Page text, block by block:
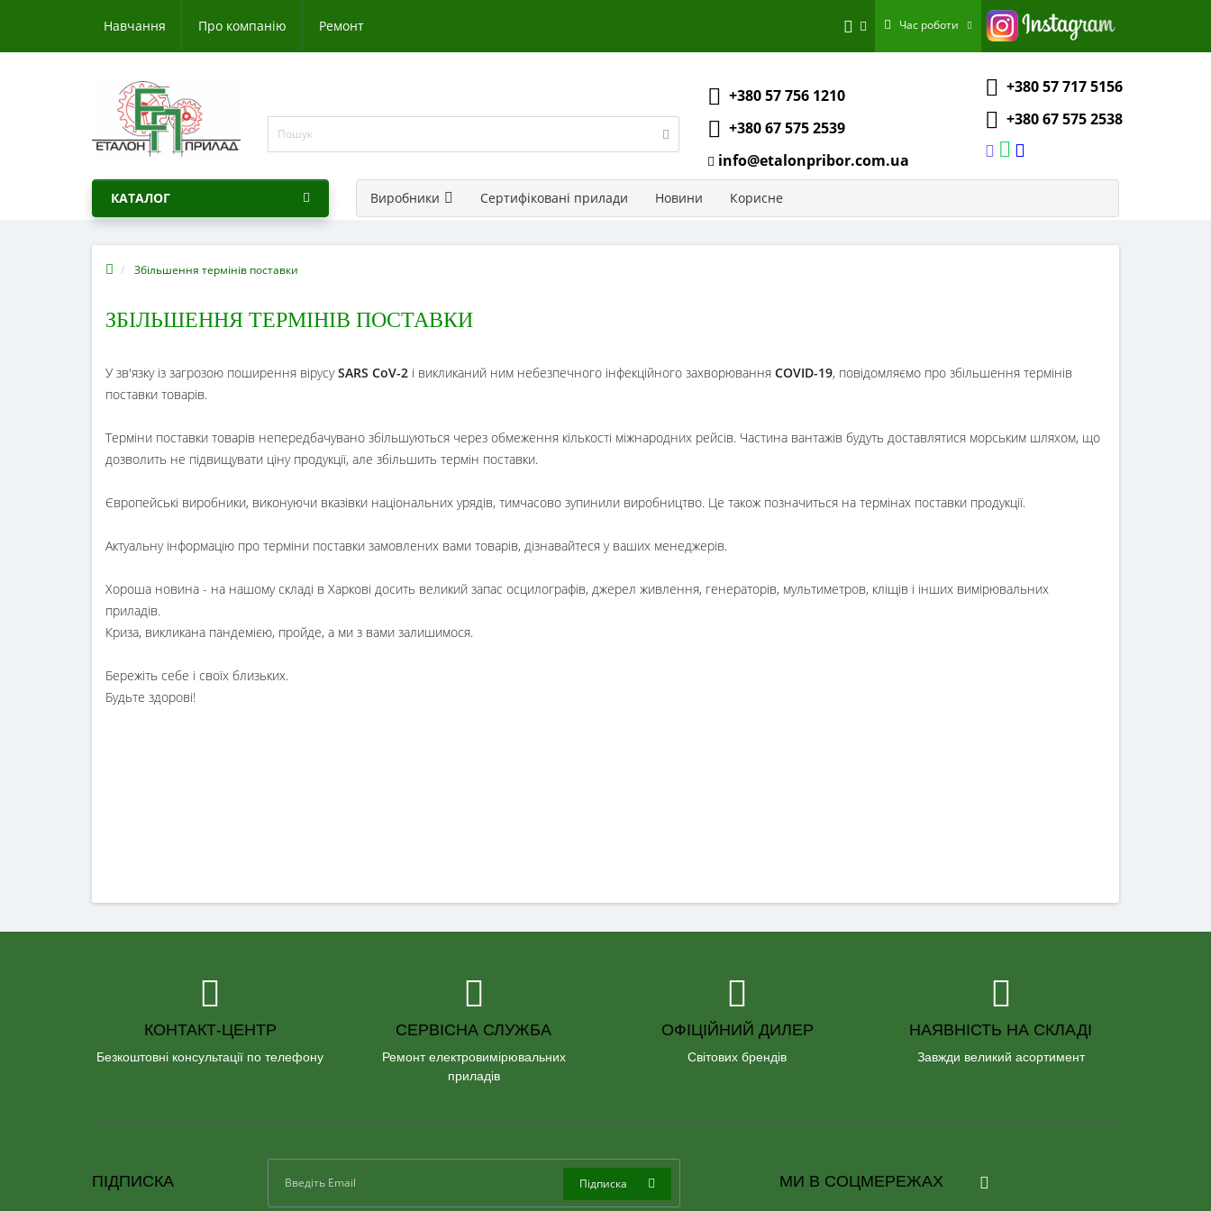
Навчання Про компанію Ремонт Час роботи
+380 57 756 1210
+380 67 575 2539
info@etalonpribor.com.ua
+380 57 717 5156
+380 67 575 2538
КАТАЛОГ Виробники Сертифіковані прилади Новини Корисне
Збільшення термінів поставки
ЗБІЛЬШЕННЯ ТЕРМІНІВ ПОСТАВКИ
У зв'язку із загрозою поширення вірусуSARS CoV-2 і викликаний ним небезпечного інфекційного захворювання COVID-19, повідомляємо про збільшення термінів
поставки товарів.
Терміни поставки товарів непередбачувано збільшуються через обмеження кількості міжнародних рейсів. Частина вантажів будуть доставлятися морським шляхом, що
дозволить не підвищувати ціну продукції, але збільшить термін поставки.
Європейські виробники, виконуючи вказівки національних урядів, тимчасово зупинили виробництво. Це також позначиться на термінах поставки продукції.
Актуальну інформацію про терміни поставки замовлених вами товарів, дізнавайтеся у ваших менеджерів.
Хороша новина - на нашому складі в Харкові досить великий запас осцилографів, джерел живлення, генераторів, мультиметров, кліщів і інших вимірювальних
приладів.
Криза, викликана пандемією, пройде, а ми з вами залишимося.
Бережіть себе і своїх близьких.
Будьте здорові!
КОНТАКТ-ЦЕНТР
Безкоштовні консультації по телефону
СЕРВІСНА СЛУЖБА
Ремонт електровимірювальних
приладів
ОФІЦІЙНИЙ ДИЛЕР
Світових брендів
НАЯВНІСТЬ НА СКЛАДІ
Завжди великий асортимент
ПІДПИСКА Підписка МИ В СОЦМЕРЕЖАХ